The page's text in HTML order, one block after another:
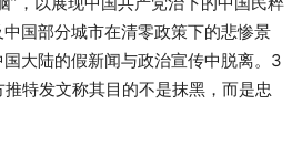
国部分城市在清零政策下的悲惨景
大陆的假新闻与政治宣传中脱离。3
特发文称其目的不是抹黑，而是忠